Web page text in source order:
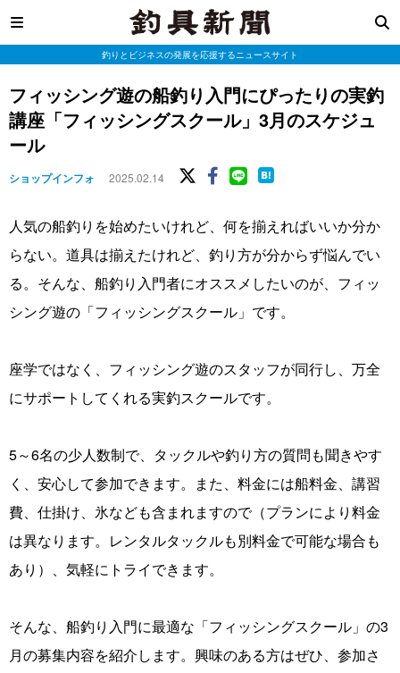
釣りとビジネスの発展を応援するニュースサイト
フィッシング遊の船釣り入門にぴったりの実釣
講座「フィッシングスクール」3月のスケジュ
ール
ショップインフォ 2025.02.14
人気の船釣りを始めたいけれど、何を揃えればいいか分か
らない。道具は揃えたけれど、釣り方が分からず悩んでい
る。そんな、船釣り入門者にオススメしたいのが、フィッ
シング遊の「フィッシングスクール」です。
座学ではなく、フィッシング遊のスタッフが同行し、万全
にサポートしてくれる実釣スクールです。
5～6名の少人数制で、タックルや釣り方の質問も聞きやす
く、安心して参加できます。また、料金には船料金、講習
費、仕掛け、氷なども含まれますので（プランにより料金
は異なります。レンタルタックルも別料金で可能な場合も
あり）、気軽にトライできます。
そんな、船釣り入門に最適な「フィッシングスクール」の3
月の募集内容を紹介します。興味のある方はぜひ、参加さ